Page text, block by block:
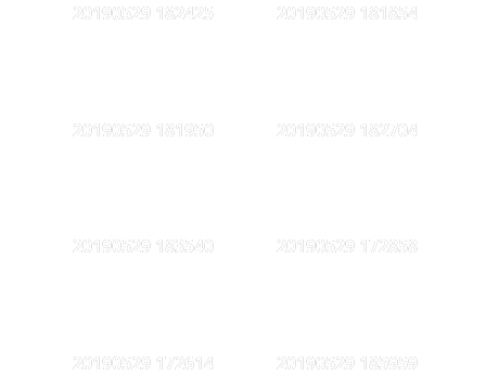
20190529 182425 20190529 181854
20190529 181950 20190529 182704
20190529 183540 20190529 172858
20190529 172614 20190529 185959